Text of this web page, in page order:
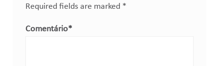
Required fields are marked *
Comentário*